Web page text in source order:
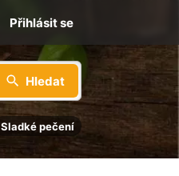
Hledat
Sladké pečení
Přihlásit se